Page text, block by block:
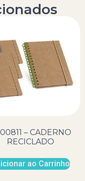
– CADERNO
RECICLADO
ao Carrinho